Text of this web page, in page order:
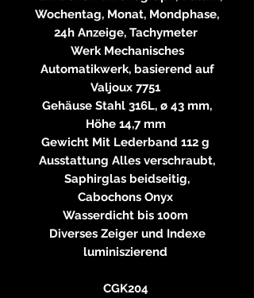
Wochentag, Monat, Mondphase,
24h Anzeige, Tachymeter
Werk Mechanisches
Automatikwerk, basierend auf
Valjoux 7751
Gehäuse Stahl 316L, ø 43 mm,
Höhe 14,7 mm
Gewicht Mit Lederband 112 g
Ausstattung Alles verschraubt,
Saphirglas beidseitig,
Cabochons Onyx
Wasserdicht bis 100m
Diverses Zeiger und Indexe
luminiszierend
CGK204